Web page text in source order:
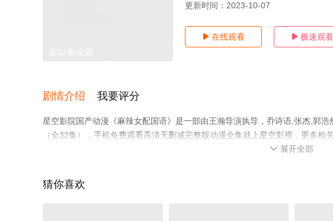
更新时间： 2023-10-07
 在线观看  极速观看
剧情介绍 我要评分
星空影院国产动漫《麻辣女配国语》是一部由王瀚导演执导，乔诗语,张杰,郭
（全32集），手机免费观看高清无删减完整版动漫全集就上星空影视，更多相
 展开全部
猜你喜欢